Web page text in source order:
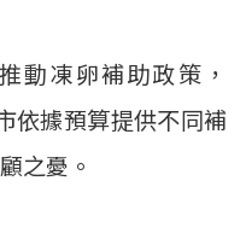
動凍卵補助政策，
依據預算提供不同補
之憂。